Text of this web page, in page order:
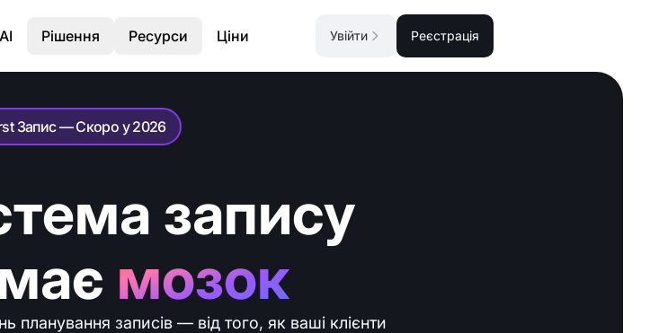
Запис — Скоро у 2026
запису
мозок
планування записів — від того, як ваші клієнти
AI Рішення Ресурси Ціни Увійти Реєстрація